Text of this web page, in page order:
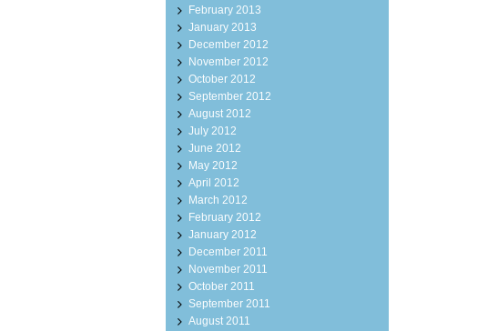
February 2013
January 2013
December 2012
November 2012
October 2012
September 2012
August 2012
July 2012
June 2012
May 2012
April 2012
March 2012
February 2012
January 2012
December 2011
November 2011
October 2011
September 2011
August 2011